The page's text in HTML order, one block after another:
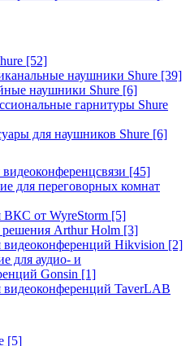
[52]
наушники Shure [39]
наушники Shure [6]
гарнитуры Shure
для наушников Shure [6]
[45]
для переговорных комнат
ВКС от WyreStorm [5]
Arthur Holm [3]
видеоконференций Hikvision [2]
для аудио- и
Gonsin [1]
видеоконференций TaverLAB
[5]